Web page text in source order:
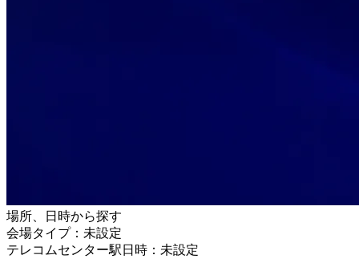
場所、日時から探す
会場タイプ：未設定
テレコムセンター駅日時：未設定